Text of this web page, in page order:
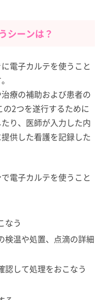
シーンは？
電子カルテを使うこと
療の補助および患者の
2つを遂行するために
り、医師が入力した内
供した看護を記録した
電子カルテを使うこと
なう
検温や処置、点滴の詳細
認して処理をおこなう